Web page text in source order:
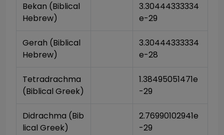
Bekan (Biblical
Hebrew)
3.30444333334
e-29
Gerah (Biblical
Hebrew)
3.30444333334
e-28
Tetradrachma
(Biblical Greek)
1.38495051471e
-29
Didrachma (Bib
lical Greek)
2.76990102941e
-29